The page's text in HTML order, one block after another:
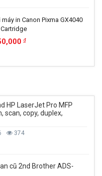
in Canon Pixma GX4040
đ
HP LaserJet Pro MFP
scan, copy, duplex,
374
cũ 2nd Brother ADS-